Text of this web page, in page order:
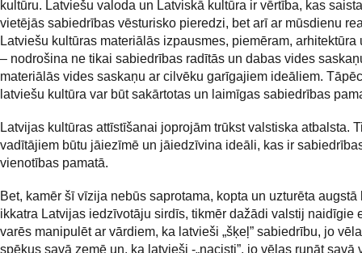
kultūru. Latviešu valoda un Latviskā kultūra ir vērtība, kas
vietējās sabiedrības vēsturisko pieredzi, bet arī ar mūsdienu
Latviešu kultūras materiālās izpausmes, piemēram, arhitektūra
– nodrošina ne tikai sabiedrības radītās un dabas vides
materiālās vides saskaņu ar cilvēku garīgajiem ideāliem.
latviešu kultūra var būt sakārtotas un laimīgas sabiedrības
Latvijas kultūras attīstīšanai joprojām trūkst valstiska atbalsta.
vadītājiem būtu jāiezīmē un jāiedzīvina ideāli, kas ir
vienotības pamatā.
Bet, kamēr šī vīzija nebūs saprotama, kopta un uzturēta augstā
ikkatra Latvijas iedzīvotāju sirdīs, tikmēr dažādi valstij naidīgie
varēs manipulēt ar vārdiem, ka latvieši „šķeļ” sabiedrību, jo
spēkus savā zemē un, ka latvieši -„nacisti”, jo vēlas runāt savā